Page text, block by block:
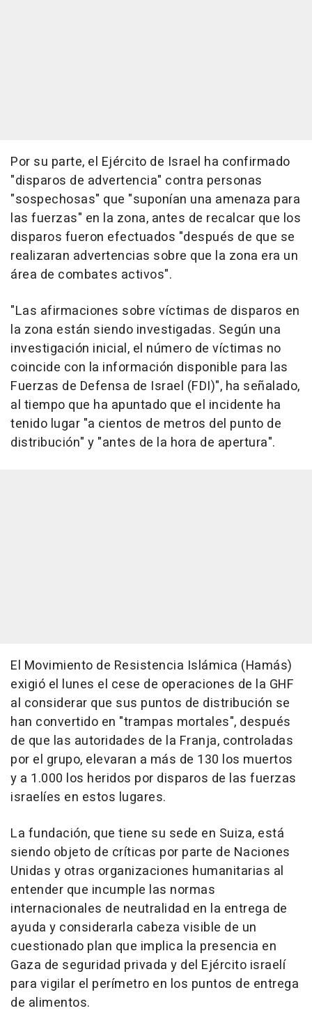
Por su parte, el Ejército de Israel ha confirmado
"disparos de advertencia" contra personas
"sospechosas" que "suponían una amenaza para
las fuerzas" en la zona, antes de recalcar que los
disparos fueron efectuados "después de que se
realizaran advertencias sobre que la zona era un
área de combates activos".
"Las afirmaciones sobre víctimas de disparos en
la zona están siendo investigadas. Según una
investigación inicial, el número de víctimas no
coincide con la información disponible para las
Fuerzas de Defensa de Israel (FDI)", ha señalado,
al tiempo que ha apuntado que el incidente ha
tenido lugar "a cientos de metros del punto de
distribución" y "antes de la hora de apertura".
El Movimiento de Resistencia Islámica (Hamás)
exigió el lunes el cese de operaciones de la GHF
al considerar que sus puntos de distribución se
han convertido en "trampas mortales", después
de que las autoridades de la Franja, controladas
por el grupo, elevaran a más de 130 los muertos
y a 1.000 los heridos por disparos de las fuerzas
israelíes en estos lugares.
La fundación, que tiene su sede en Suiza, está
siendo objeto de críticas por parte de Naciones
Unidas y otras organizaciones humanitarias al
entender que incumple las normas
internacionales de neutralidad en la entrega de
ayuda y considerarla cabeza visible de un
cuestionado plan que implica la presencia en
Gaza de seguridad privada y del Ejército israelí
para vigilar el perímetro en los puntos de entrega
de alimentos.